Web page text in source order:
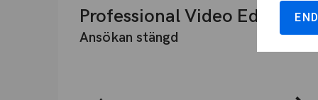
Professional Video Editor
Ansökan stängd